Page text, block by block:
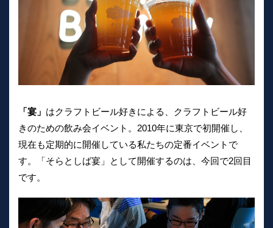
「宴」 はクラフトビール好きによる、クラフトビール好
きのための飲み会イベント。2010年に東京で初開催し、
現在も定期的に開催している私たちの定番イベントで
す。「そらとしば宴」として開催するのは、今回で2回目
です。